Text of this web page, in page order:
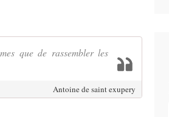
que de rassembler les
Antoine de saint exupery